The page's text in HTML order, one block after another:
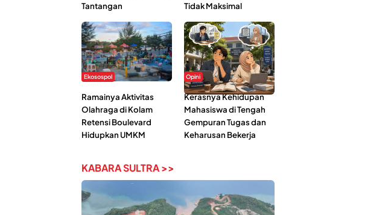
Tantangan
Tidak Maksimal
Ekosospol
Ramainya Aktivitas
Olahraga di Kolam
Retensi Boulevard
Hidupkan UMKM
Opini
Kerasnya Kehidupan
Mahasiswa di Tengah
Gempuran Tugas dan
Keharusan Bekerja
KABARA SULTRA >>